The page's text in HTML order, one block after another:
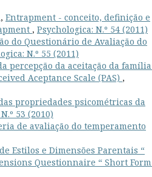
Entrapment - conceito, definição e
, Psychologica: N.º 54 (2011)
do Questionário de Avaliação do
N.º 55 (2011)
percepção da aceitação da
Aceptance Scale (PAS) ,
propriedades psicométricas da
53 (2010)
de avaliação do temperamento
Estilos e Dimensões Parentais “
Questionnaire “ Short Form